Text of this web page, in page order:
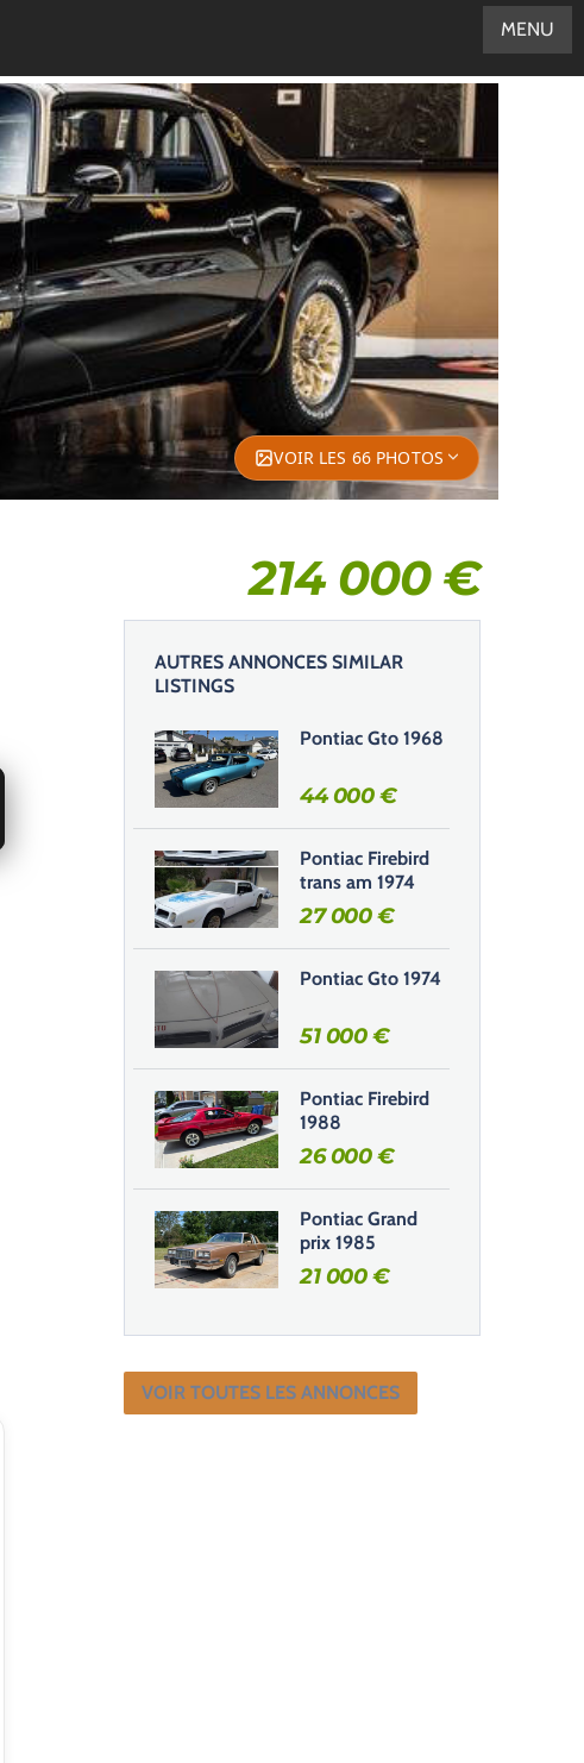
VOIR LES 66 PHOTOS
214 000€
AUTRES ANNONCES SIMILAR
LISTINGS
Pontiac Gto 1968
44 000€
Pontiac Firebird
trans am 1974
27 000€
Pontiac Gto 1974
51 000€
Pontiac Firebird
1988
26 000€
Pontiac Grand
prix 1985
21 000€
VOIR TOUTES LES ANNONCES
MENU